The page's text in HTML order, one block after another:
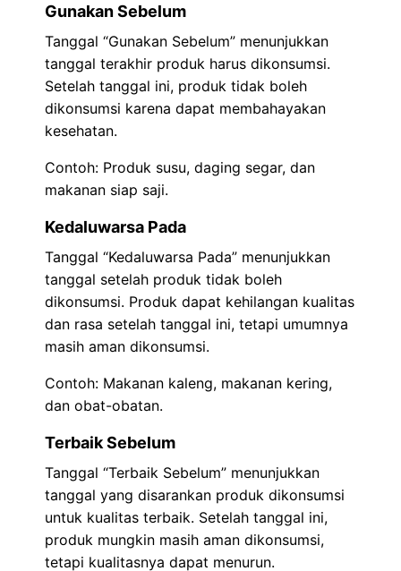
Gunakan Sebelum
Tanggal “Gunakan Sebelum” menunjukkan
tanggal terakhir produk harus dikonsumsi.
Setelah tanggal ini, produk tidak boleh
dikonsumsi karena dapat membahayakan
kesehatan.
Contoh: Produk susu, daging segar, dan
makanan siap saji.
Kedaluwarsa Pada
Tanggal “Kedaluwarsa Pada” menunjukkan
tanggal setelah produk tidak boleh
dikonsumsi. Produk dapat kehilangan kualitas
dan rasa setelah tanggal ini, tetapi umumnya
masih aman dikonsumsi.
Contoh: Makanan kaleng, makanan kering,
dan obat-obatan.
Terbaik Sebelum
Tanggal “Terbaik Sebelum” menunjukkan
tanggal yang disarankan produk dikonsumsi
untuk kualitas terbaik. Setelah tanggal ini,
produk mungkin masih aman dikonsumsi,
tetapi kualitasnya dapat menurun.